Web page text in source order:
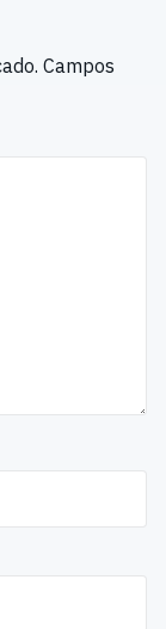
Campos